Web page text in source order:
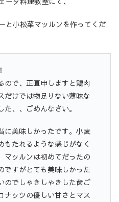
と小松菜マッルンを作ってくだ
ので、正直申しますと鶏肉
だけでは物足りない薄味な
、、ごめんなさい。
に美味しかったです。小麦
たれるような感じがなく
マッルンは初めてだったの
ですがとても美味しかった
のでしゃきしゃきした歯ご
ナッツの優しい甘さとマス